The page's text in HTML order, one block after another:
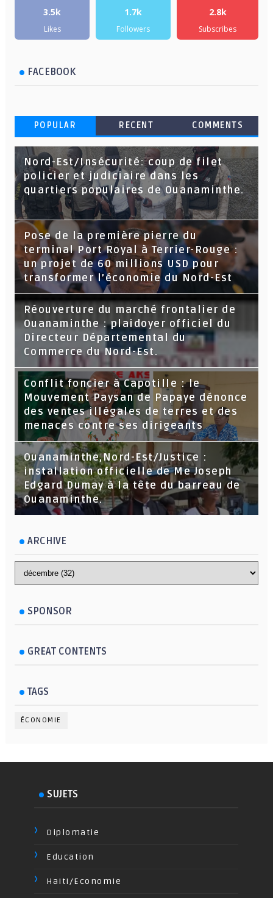
3.5k
Likes
1.7k
Followers
2.8k
Subscribes
FACEBOOK
POPULAR RECENT COMMENTS
Nord-Est/Insécurité: coup de filet
policier et judiciaire dans les
quartiers populaires de Ouanaminthe.
Pose de la première pierre du
terminal Port Royal à Terrier-Rouge :
un projet de 60 millions USD pour
transformer l’économie du Nord-Est
Réouverture du marché frontalier de
Ouanaminthe : plaidoyer officiel du
Directeur Départemental du
Commerce du Nord-Est.
Conflit foncier à Capotille : le
Mouvement Paysan de Papaye dénonce
des ventes illégales de terres et des
menaces contre ses dirigeants
Ouanaminthe,Nord-Est/Justice :
installation officielle de Me Joseph
Edgard Dumay à la tête du barreau de
Ouanaminthe.
ARCHIVE
SPONSOR
GREAT CONTENTS
TAGS
ÉCONOMIE
SUJETS
Diplomatie
Education
Haiti/Economie